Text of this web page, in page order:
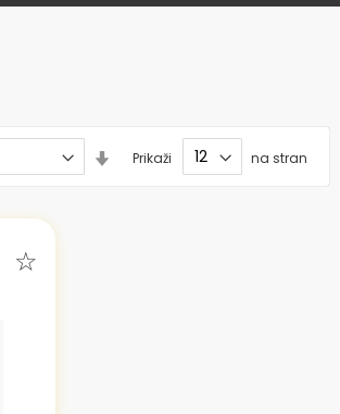
Prikaži na stran
Nastavi